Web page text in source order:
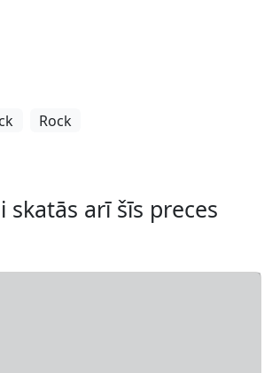
Rock
skatās arī šīs preces